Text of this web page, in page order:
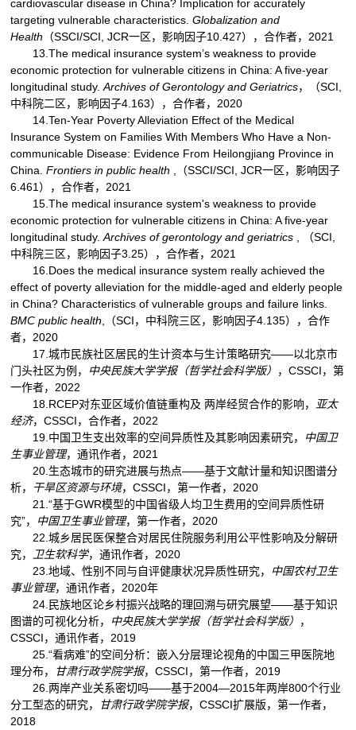
cardiovascular disease in China? Implication for accurately
targeting vulnerable characteristics.Globalization and
Health （SSCI/SCI, JCR一区，影响因子10.427），合作者，2021
13.The medical insurance system’s weakness to provide
economic protection for vulnerable citizens in China: A five-year
longitudinal study.Archives of Gerontology and Geriatrics，（SCI,
中科院二区，影响因子4.163），合作者，2020
14.Ten-Year Poverty Alleviation Effect of the Medical
Insurance System on Families With Members Who Have a Non-
communicable Disease: Evidence From Heilongjiang Province in
China.Frontiers in public health
,（SSCI/SCI, JCR一区，影响因子
6.461），合作者，2021
15.The medical insurance system's weakness to provide
economic protection for vulnerable citizens in China: A five-year
longitudinal study.Archives of gerontology and geriatrics , （SCI,
中科院三区，影响因子3.25），合作者，2021
16.Does the medical insurance system really achieved the
effect of poverty alleviation for the middle-aged and elderly people
in China? Characteristics of vulnerable groups and failure links.
BMC public health ,（SCI，中科院三区，影响因子4.135），合作
者，2020
17.城市民族社区居民的生计资本与生计策略研究——以北京市
门头社区为例， 中央民族大学学报（哲学社会科学版） ，CSSCI，第
一作者，2022
18.RCEP对东亚区域价值链重构及 两岸经贸合作的影响，
亚太
经济，CSSCI，合作者，2022
19.中国卫生支出效率的空间异质性及其影响因素研究， 中国卫
生事业管理，通讯作者，2021
20.生态城市的研究进展与热点——基于文献计量和知识图谱分
析， 干旱区资源与环境，CSSCI，第一作者，2020
21.“基于GWR模型的中国省级人均卫生费用的空间异质性研
究”， 中国卫生事业管理，第一作者，2020
22.城乡居民医保整合对居民住院服务利用公平性影响及分解研
究，
卫生软科学，通讯作者，2020
23.地域、性别不同与自评健康状况异质性研究， 中国农村卫生
事业管理，通讯作者，2020年
24.民族地区论乡村振兴战略的理回溯与研究展望——基于知识
图谱的可视化分析， 中央民族大学学报（哲学社会科学版） ，
CSSCI，通讯作者，2019
25.“看病难”的空间分析：嵌入分层理论视角的中国三甲医院地
理分布， 甘肃行政学院学报，CSSCI，第一作者，2019
26.两岸产业关系密切吗——基于2004—2015年两岸800个行业
分工型态的研究， 甘肃行政学院学报，CSSCI扩展版，第一作者，
2018